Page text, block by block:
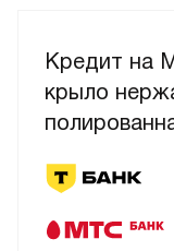
Кредит на
крыло